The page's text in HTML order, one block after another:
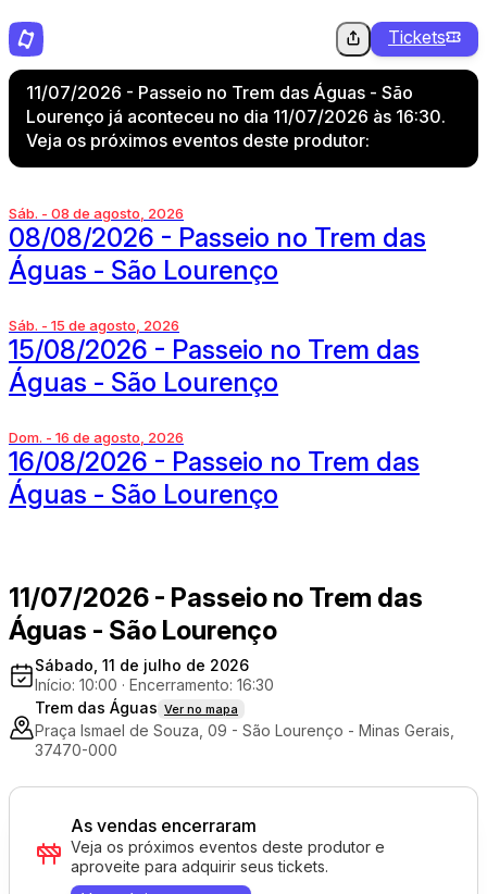
Tickets
11/07/2026 - Passeio no Trem das Águas - São
Lourenço já aconteceu no dia 11/07/2026 às 16:30.
Veja os próximos eventos deste produtor:
Sáb. - 08 de agosto, 2026
08/08/2026 - Passeio no Trem das
Águas - São Lourenço
Sáb. - 15 de agosto, 2026
15/08/2026 - Passeio no Trem das
Águas - São Lourenço
Dom. - 16 de agosto, 2026
16/08/2026 - Passeio no Trem das
Águas - São Lourenço
11/07/2026 - Passeio no Trem das
Águas - São Lourenço
Sábado, 11 de julho de 2026
Início: 10:00 · Encerramento: 16:30
Trem das Águas Ver no mapa
Praça Ismael de Souza, 09 - São Lourenço - Minas Gerais,
37470-000
As vendas encerraram
Veja os próximos eventos deste produtor e
aproveite para adquirir seus tickets.